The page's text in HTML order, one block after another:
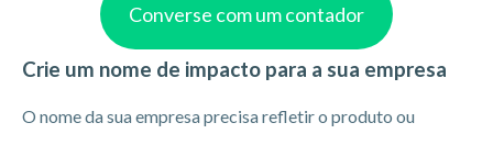
Converse com um contador
Crie um nome de impacto para a sua empresa
O nome da sua empresa precisa refletir o produto ou